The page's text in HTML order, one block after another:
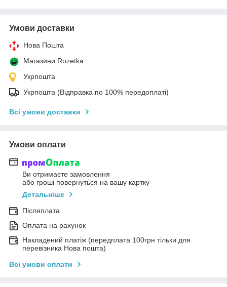
Умови доставки
Нова Пошта
Магазини Rozetka
Укрпошта
Укрпошта (Відправка по 100% передоплаті)
Всі умови доставки
Умови оплати
Ви отримаєте замовлення
або гроші повернуться на вашу картку
Детальніше
Післяплата
Оплата на рахунок
Накладений платіж (передплата 100грн тільки для
перевізника Нова пошта)
Всі умови оплати